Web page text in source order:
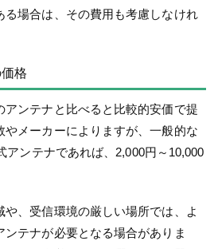
る場合は、その費用も考慮しなけれ
格
アンテナと比べると比較的安価で提
やメーカーによりますが、一般的な
アンテナであれば、2,000円～10,000
や、受信環境の厳しい場所では、よ
ンテナが必要となる場合がありま